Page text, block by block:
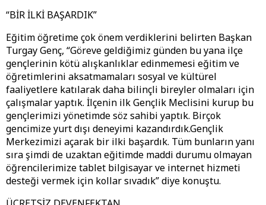
“BİR İLKİ BAŞARDIK”
Eğitim öğretime çok önem verdiklerini belirten Başkan
Turgay Genç, “Göreve geldiğimiz günden bu yana ilçe
gençlerinin kötü alışkanlıklar edinmemesi eğitim ve
öğretimlerini aksatmamaları sosyal ve kültürel
faaliyetlere katılarak daha bilinçli bireyler olmaları için
çalışmalar yaptık. İlçenin ilk Gençlik Meclisini kurup bu
gençlerimizi yönetimde söz sahibi yaptık. Birçok
gencimize yurt dışı deneyimi kazandırdık.Gençlik
Merkezimizi açarak bir ilki başardık. Tüm bunların yanı
sıra şimdi de uzaktan eğitimde maddi durumu olmayan
öğrencilerimize tablet bilgisayar ve internet hizmeti
desteği vermek için kollar sıvadık” diye konuştu.